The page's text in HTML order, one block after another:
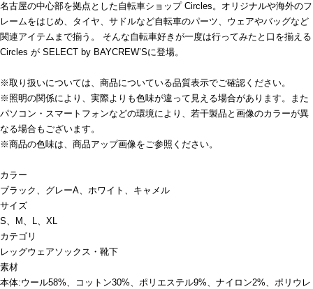
名古屋の中心部を拠点とした自転車ショップ Circles。オリジナルや海外のフ
レームをはじめ、タイヤ、サドルなど自転車のパーツ、ウェアやバッグなど
関連アイテムまで揃う。 そんな自転車好きが一度は行ってみたと口を揃える
Circles が SELECT by BAYCREW’Sに登場。
※取り扱いについては、商品についている品質表示でご確認ください。
※照明の関係により、実際よりも色味が違って見える場合があります。また
パソコン・スマートフォンなどの環境により、若干製品と画像のカラーが異
なる場合もございます。
※商品の色味は、商品アップ画像をご参照ください。
カラー
ブラック、グレーA、ホワイト、キャメル
サイズ
S、M、L、XL
カテゴリ
レッグウェア ソックス・靴下
素材
本体:ウール58%、コットン30%、ポリエステル9%、ナイロン2%、ポリウレ